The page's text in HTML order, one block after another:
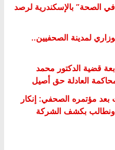
الصحة” بالإسكندرية لرصد
لمدينة الصحفيين..
قضية الدكتور محمد
العادلة حق أصيل
بعد مؤتمره الصحفي: إنكار
ونطالب بكشف الشركة